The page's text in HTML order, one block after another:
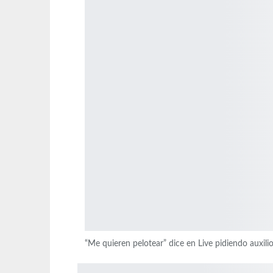
“Me quieren pelotear” dice en Live pidiendo